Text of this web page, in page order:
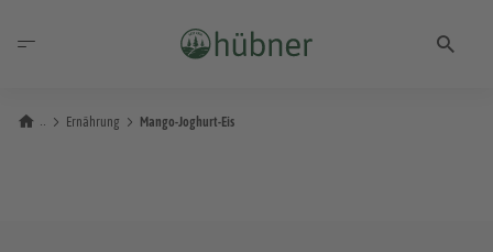
Ernährung Mango-Joghurt-Eis